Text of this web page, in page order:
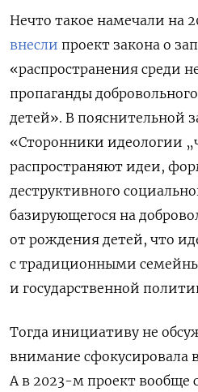
Нечто такое намечали на
внесли проект закона о
«распространения среди
пропаганды добровольного
детей». В пояснительной
«Сторонники идеологии „
распространяют идеи,
деструктивного
базирующегося на
от рождения детей, что
с традиционными
и государственной
Тогда инициативу не
внимание сфокусировала
А в 2023-м проект вообще